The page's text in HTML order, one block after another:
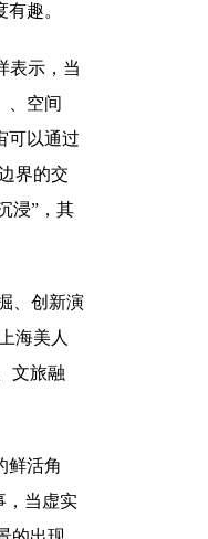
趣。
表示，当
、空间
可以通过
界的交
浸”，其
、创新演
海美人
文旅融
鲜活角
，当虚实